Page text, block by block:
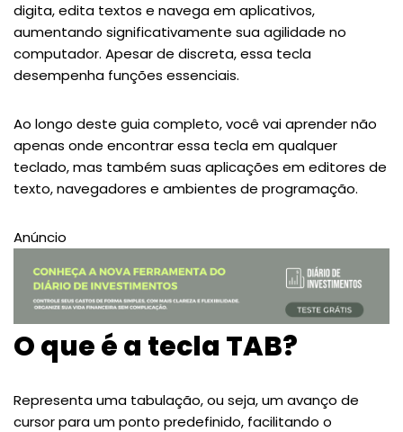
digita, edita textos e navega em aplicativos,
aumentando significativamente sua agilidade no
computador. Apesar de discreta, essa tecla
desempenha funções essenciais.
Ao longo deste guia completo, você vai aprender não
apenas onde encontrar essa tecla em qualquer
teclado, mas também suas aplicações em editores de
texto, navegadores e ambientes de programação.
Anúncio
O que é a tecla TAB?
Representa uma tabulação, ou seja, um avanço de
cursor para um ponto predefinido, facilitando o